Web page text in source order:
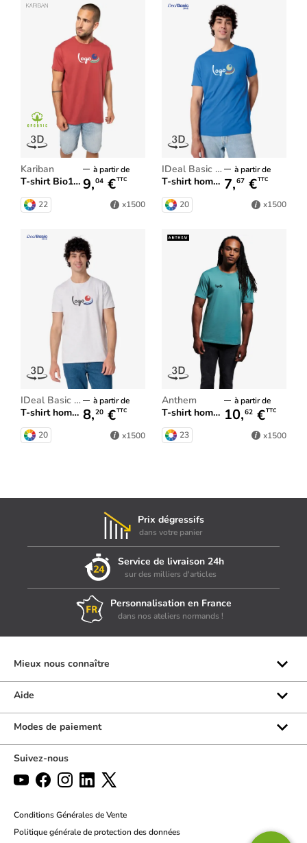
Kariban
T-shirt Bio190 IC homme
à partir de
9,04 €TTC
22 x1500
iDeal Basic Brand
T-shirt homme iDeal150
à partir de
7,67 €TTC
20 x1500
iDeal Basic Brand
T-shirt homme iDeal190
à partir de
8,20 €TTC
20 x1500
Anthem
T-shirt homme Anthem
à partir de
10,62 €TTC
23 x1500
Prix dégressifs
dans votre panier
Service de livraison 24h
sur des milliers d'articles
Personnalisation en France
dans nos ateliers normands !
Mieux nous connaître
Qui sommes-nous ?
Les marques
Aide
Rubrique d'aide
Formulaire de contact
Par chat
Politique des retours
Modes de paiement
Suivez-nous
Conditions Générales de Vente
Politique générale de protection des données